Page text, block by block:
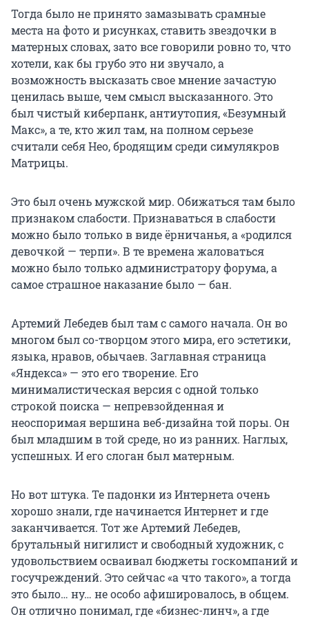
Тогда было не принято замазывать срамные
места на фото и рисунках, ставить звездочки в
матерных словах, зато все говорили ровно то, что
хотели, как бы грубо это ни звучало, а
возможность высказать свое мнение зачастую
ценилась выше, чем смысл высказанного. Это
был чистый киберпанк, антиутопия, «Безумный
Макс», а те, кто жил там, на полном серьезе
считали себя Нео, бродящим среди симулякров
Матрицы.
Это был очень мужской мир. Обижаться там было
признаком слабости. Признаваться в слабости
можно было только в виде ёрничанья, а «родился
девочкой — терпи». В те времена жаловаться
можно было только администратору форума, а
самое страшное наказание было — бан.
Артемий Лебедев был там с самого начала. Он во
многом был со-творцом этого мира, его эстетики,
языка, нравов, обычаев. Заглавная страница
«Яндекса» — это его творение. Его
минималистическая версия с одной только
строкой поиска — непревзойденная и
неоспоримая вершина веб-дизайна той поры. Он
был младшим в той среде, но из ранних. Наглых,
успешных. И его слоган был матерным.
Но вот штука. Те падонки из Интернета очень
хорошо знали, где начинается Интернет и где
заканчивается. Тот же Артемий Лебедев,
брутальный нигилист и свободный художник, с
удовольствием осваивал бюджеты госкомпаний и
госучреждений. Это сейчас «а что такого», а тогда
это было… ну… не особо афишировалось, в общем.
Он отлично понимал, где «бизнес-линч», а где